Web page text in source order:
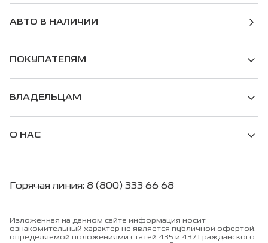
АВТО В НАЛИЧИИ
ПОКУПАТЕЛЯМ
ВЛАДЕЛЬЦАМ
О НАС
Горячая линия: 8 (800) 333 66 68
Изложенная на данном сайте информация носит
ознакомительный характер не является публичной офертой,
определяемой положениями статей 435 и 437 Гражданского